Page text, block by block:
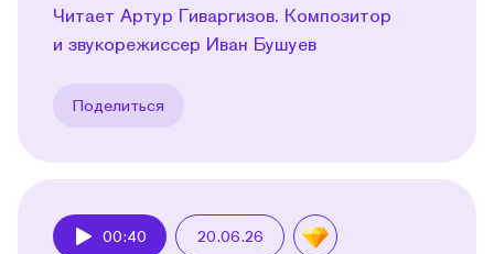
Читает Артур Гиваргизов. Композитор
и звукорежиссер Иван Бушуев
Поделиться
00:40 20.06.26